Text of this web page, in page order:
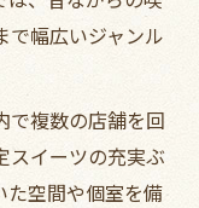
で幅広いジャンル
で複数の店舗を回
スイーツの充実ぶ
た空間や個室を備